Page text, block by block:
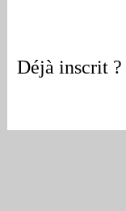
Déjà inscrit ?